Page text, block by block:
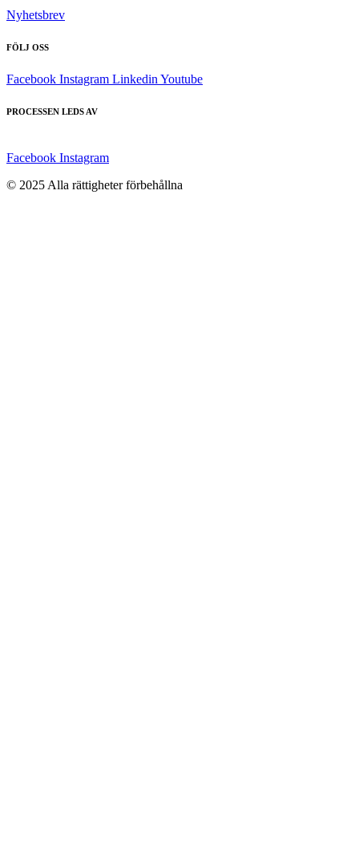
Nyhetsbrev
FÖLJ OSS
Facebook Instagram Linkedin Youtube
PROCESSEN LEDS AV
Facebook Instagram
© 2025 Alla rättigheter förbehållna